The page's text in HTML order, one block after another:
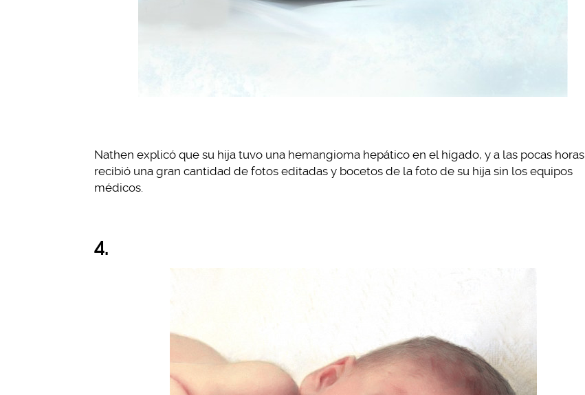
Nathen explicó que su hija tuvo una hemangioma hepático en el hígado, y a las pocas horas
recibió una gran cantidad de fotos editadas y bocetos de la foto de su hija sin los equipos
médicos.
4.